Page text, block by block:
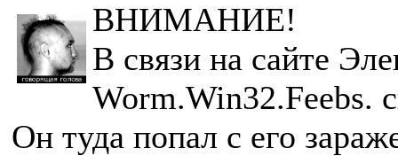
ВНИМАНИЕ!
В связи на сайте
Worm.Win32.Feebs.
Он туда попал с его